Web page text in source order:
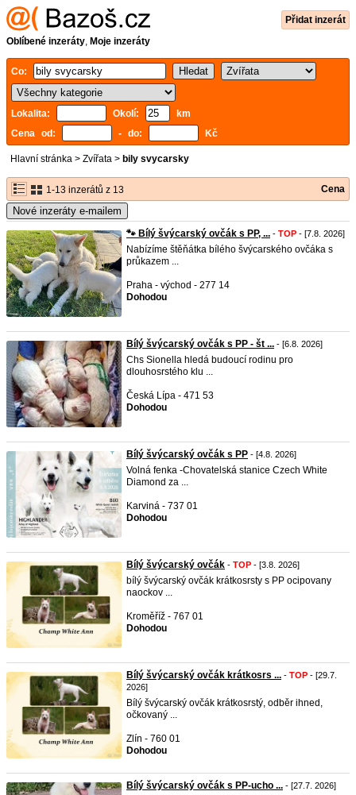
Přidat inzerát
Oblíbené inzeráty, Moje inzeráty
Co:
Lokalita: Okolí:
km
Cena od:
- do: Kč
Hlavní stránka > Zvířata > bily svycarsky
1-13 inzerátů z 13 Cena
Nové inzeráty e-mailem
🐾 Bílý švýcarský ovčák s PP, ... - TOP - [7.8. 2026]
Nabízíme štěňátka bílého švýcarského ovčáka s
průkazem ...
Praha - východ - 277 14
Dohodou
Bílý švýcarský ovčák s PP - št ... - [6.8. 2026]
Chs Sionella hledá budoucí rodinu pro
dlouhosrstého klu ...
Česká Lípa - 471 53
Dohodou
Bílý švýcarský ovčák s PP - [4.8. 2026]
Volná fenka -Chovatelská stanice Czech White
Diamond za ...
Karviná - 737 01
Dohodou
Bílý švýcarský ovčák - TOP - [3.8. 2026]
bílý švýcarský ovčák krátkosrsty s PP ocipovany
naockov ...
Kroměříž - 767 01
Dohodou
Bílý švýcarský ovčák krátkosrs ... - TOP - [29.7.
2026]
Bílý švýcarský ovčák krátkosrstý, odběr ihned,
očkovaný ...
Zlín - 760 01
Dohodou
Bílý švýcarský ovčák s PP-ucho ... - [27.7. 2026]